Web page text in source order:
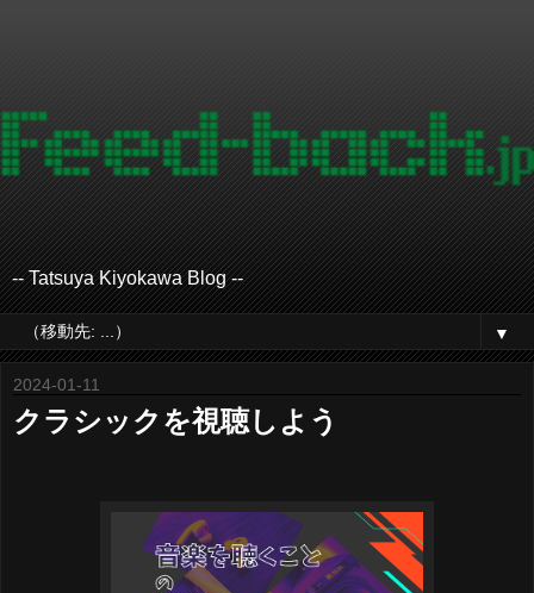
-- Tatsuya Kiyokawa Blog --
▼
2024-01-11
クラシックを視聴しよう